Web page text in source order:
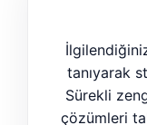
tanıyarak
Sürekli
çözümleri